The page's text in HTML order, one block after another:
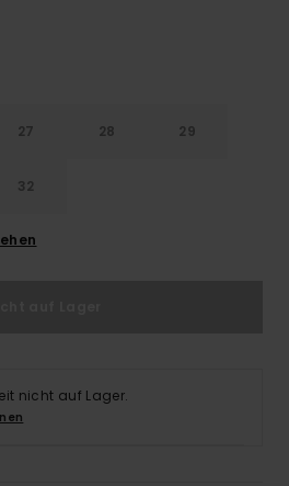
27 28 29
32
nicht auf Lager.